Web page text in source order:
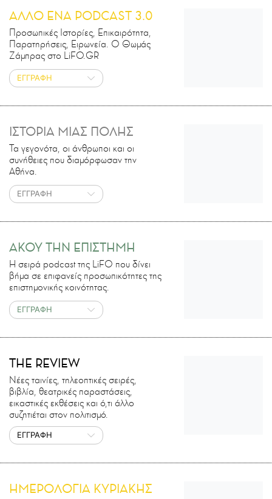
ΑΛΛΟ ΕΝΑ PODCAST 3.0
Προσωπικές Ιστορίες, Επικαιρότητα,
Παρατηρήσεις, Ειρωνεία. Ο Θωμάς
Ζάμπρας στο LiFO.GR
ΕΓΓΡΑΦΗ
ΙΣΤΟΡΙΑ ΜΙΑΣ ΠΟΛΗΣ
Τα γεγονότα, οι άνθρωποι και οι
συνήθειες που διαμόρφωσαν την
Αθήνα.
ΕΓΓΡΑΦΗ
ΑΚΟΥ ΤΗΝ ΕΠΙΣΤΗΜΗ
H σειρά podcast της LiFO που δίνει
βήμα σε επιφανείς προσωπικότητες της
επιστημονικής κοινότητας.
ΕΓΓΡΑΦΗ
THE REVIEW
Νέες ταινίες, τηλεοπτικές σειρές,
βιβλία, θεατρικές παραστάσεις,
εικαστικές εκθέσεις και ό,τι άλλο
συζητιέται στον πολιτισμό.
ΕΓΓΡΑΦΗ
ΗΜΕΡΟΛΟΓΙΑ ΚΥΡΙΑΚΗΣ